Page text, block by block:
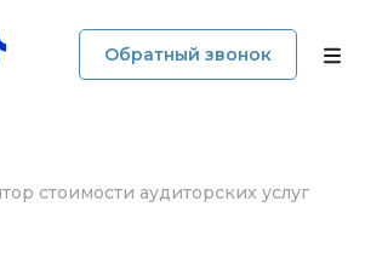
Обратный звонок
стоимости аудиторских услуг